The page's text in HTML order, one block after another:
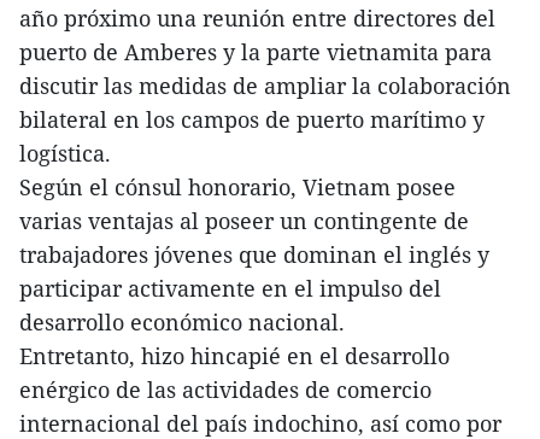
año próximo una reunión entre directores del
puerto de Amberes y la parte vietnamita para
discutir las medidas de ampliar la colaboración
bilateral en los campos de puerto marítimo y
logística.
Según el cónsul honorario, Vietnam posee
varias ventajas al poseer un contingente de
trabajadores jóvenes que dominan el inglés y
participar activamente en el impulso del
desarrollo económico nacional.
Entretanto, hizo hincapié en el desarrollo
enérgico de las actividades de comercio
internacional del país indochino, así como por